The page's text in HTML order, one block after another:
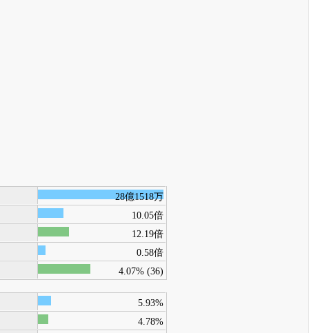
28億1518万
10.05倍
12.19倍
0.58倍
4.07% (36)
5.93%
4.78%